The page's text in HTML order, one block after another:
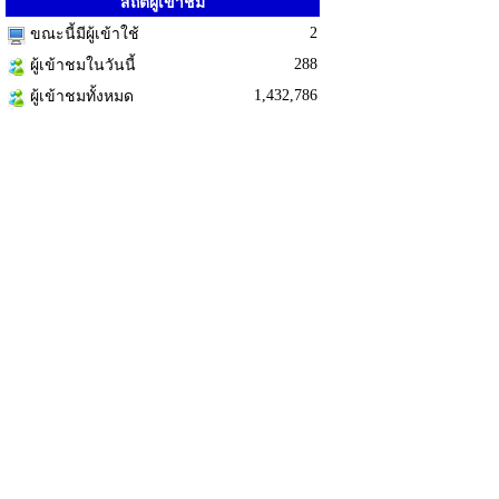
ขณะนี้มีผู้เข้าใช้
2
ผู้เข้าชมในวันนี้
288
ผู้เข้าชมทั้งหมด
1,432,786